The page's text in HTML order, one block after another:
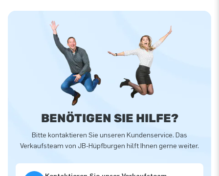
BENÖTIGEN SIE HILFE?
Bitte kontaktieren Sie unseren Kundenservice. Das
Verkaufsteam von JB-Hüpfburgen hilft Ihnen gerne weiter.